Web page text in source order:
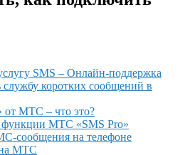
SMS – Онлайн-поддержка
службу коротких сообщений в
от МТС – что это?
функции МТС «SMS Pro»
сообщения на телефоне
МТС